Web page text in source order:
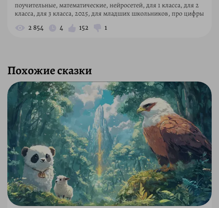
поучительные, математические, нейросетей, для 1 класса, для 2
класса, для 3 класса, 2025, для младших школьников, про цифры
2 854 4 152 1
Похожие сказки